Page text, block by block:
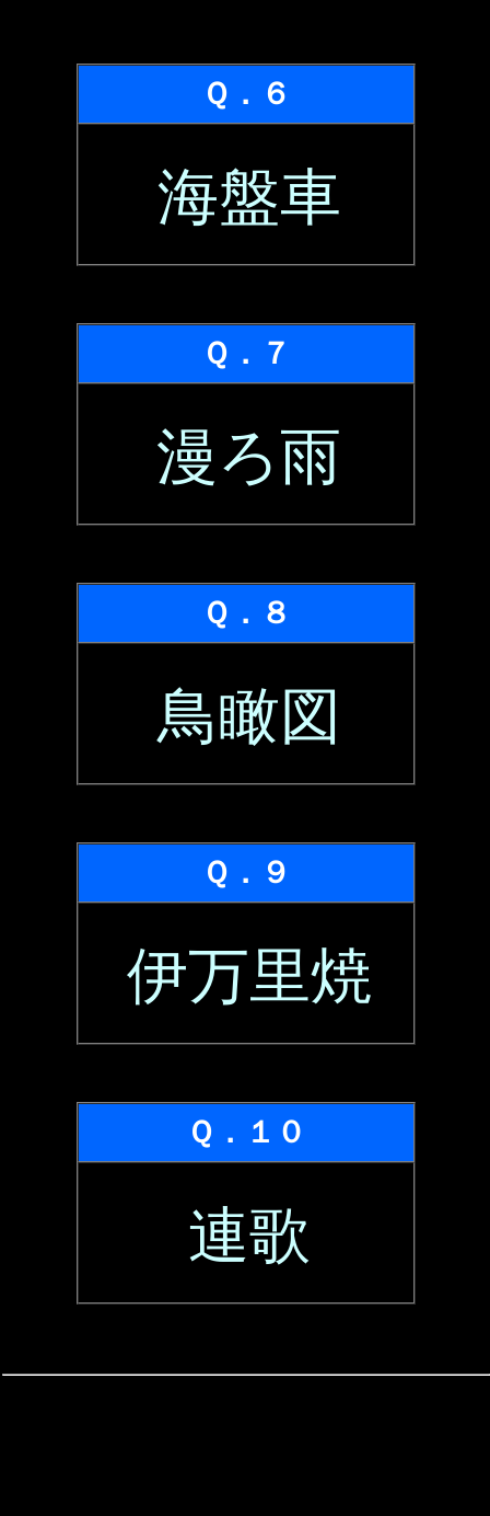
Ｑ．６
海盤車
Ｑ．７
漫ろ雨
Ｑ．８
鳥瞰図
Ｑ．９
伊万里焼
Ｑ．１０
連歌